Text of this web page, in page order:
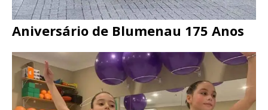
Aniversário de Blumenau 175 Anos